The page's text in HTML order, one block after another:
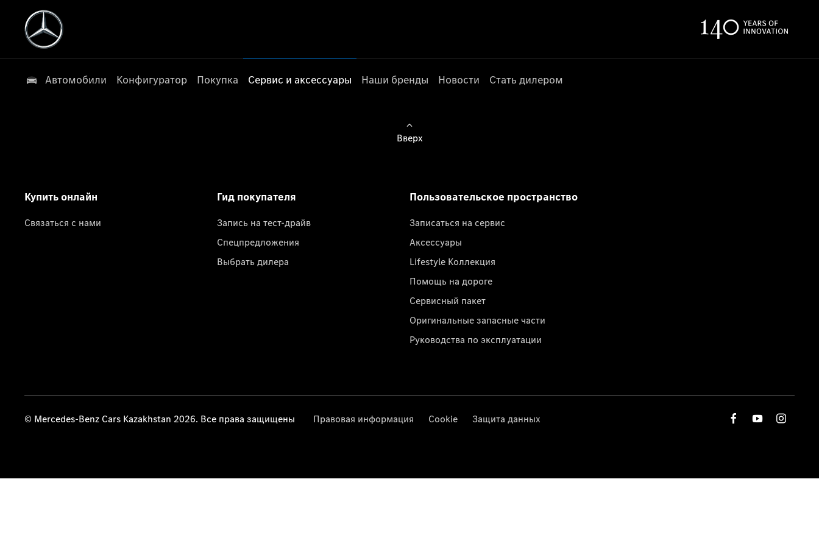
Автомобили Конфигуратор Покупка Сервис и аксессуары Наши бренды Новости Стать дилером
Вверх
Купить онлайн
Связаться с нами
Гид покупателя
Запись на тест-драйв
Спецпредложения
Выбрать дилера
Пользовательское пространство
Записаться на сервис
Аксессуары
Lifestyle Коллекция
Помощь на дороге
Сервисный пакет
Оригинальные запасные части
Руководства по эксплуатации
© Mercedes-Benz Cars Kazakhstan 2026. Все права защищены Правовая информация Cookie Защита данных